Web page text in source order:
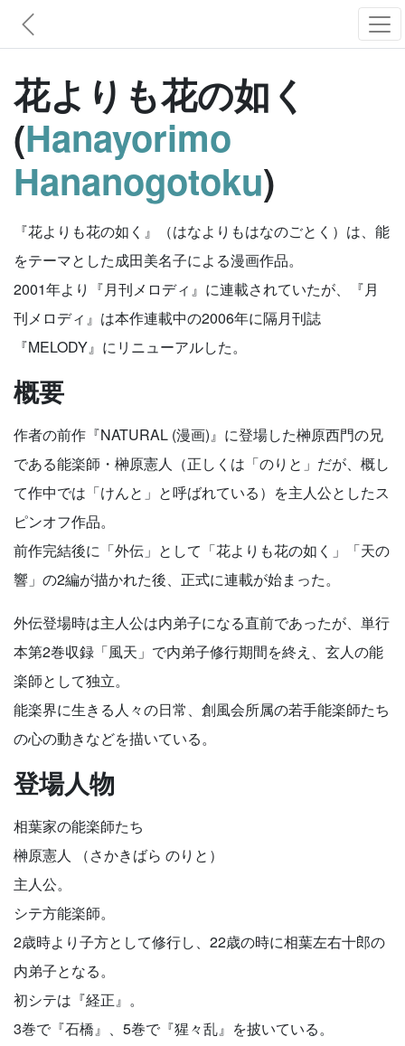
花よりも花の如く
(Hanayorimo
Hananogotoku)
『花よりも花の如く』（はなよりもはなのごとく）は、能
をテーマとした成田美名子による漫画作品。
2001年より『月刊メロディ』に連載されていたが、『月
刊メロディ』は本作連載中の2006年に隔月刊誌
『MELODY』にリニューアルした。
概要
作者の前作『NATURAL (漫画)』に登場した榊原西門の兄
である能楽師・榊原憲人（正しくは「のりと」だが、概し
て作中では「けんと」と呼ばれている）を主人公としたス
ピンオフ作品。
前作完結後に「外伝」として「花よりも花の如く」「天の
響」の2編が描かれた後、正式に連載が始まった。
外伝登場時は主人公は内弟子になる直前であったが、単行
本第2巻収録「風天」で内弟子修行期間を終え、玄人の能
楽師として独立。
能楽界に生きる人々の日常、創風会所属の若手能楽師たち
の心の動きなどを描いている。
登場人物
相葉家の能楽師たち
榊原憲人 （さかきばら のりと）
主人公。
シテ方能楽師。
2歳時より子方として修行し、22歳の時に相葉左右十郎の
内弟子となる。
初シテは『経正』。
3巻で『石橋』、5巻で『猩々乱』を披いている。